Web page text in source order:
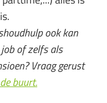
ook kan
of zelfs als
Vraag gerust
buurt.